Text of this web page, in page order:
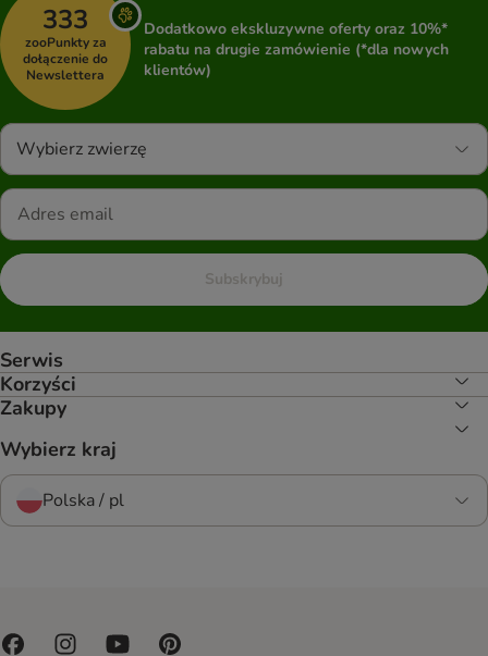
333
zooPunkty za
dołączenie do
Newslettera
Dodatkowo ekskluzywne oferty oraz 10%*
rabatu na drugie zamówienie (*dla nowych
klientów)
Wybierz zwierzę
Subskrybuj
Serwis
Korzyści
Zakupy
Wybierz kraj
Polska / pl